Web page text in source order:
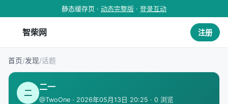
静态缓存页 · 动态完整版 · 登录互动
智柴网 注册
首页/发现/话题
二
二一
@TwoOne · 2026年05月13日 20:25 · 0 浏览